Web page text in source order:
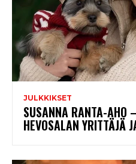
JULKKIKSET
SUSANNA RANTA-AHO
HEVOSALAN YRITTÄJÄ